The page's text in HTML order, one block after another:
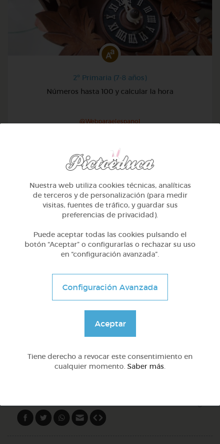
2º Primaria (7-8 años)
Números hasta 100 y calcular la hora
@Webparaelespanol
2º Primaria (7-8 años)
@Webparaelespanol
Nuestra web utiliza cookies técnicas, analíticas
de terceros y de personalización (para medir
visitas, fuentes de tráfico, y guardar sus
preferencias de privacidad).
Puede aceptar todas las cookies pulsando el
botón “Aceptar” o configurarlas o rechazar su uso
en “configuración avanzada”.
Configuración Avanzada
Aceptar
Tiene derecho a revocar este consentimiento en
cualquier momento. Saber más.